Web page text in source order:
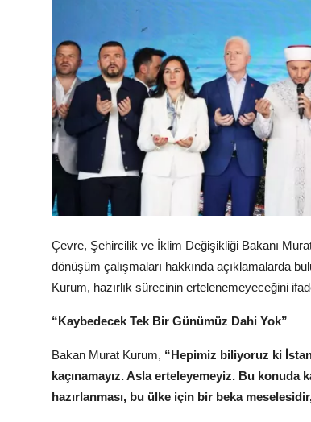
SON DAKİKA
Köşe Yazısı
Gastronomi
E-GAZETE
Çevre, Şehircilik ve İklim Değişikliği Bakanı
dönüşüm çalışmaları hakkında açıklamalarda
Kurum, hazırlık sürecinin ertelenemeyeceğini
“Kaybedecek Tek Bir Günümüz Dahi Yok”
Bakan Murat Kurum, “Hepimiz biliyoruz ki
kaçınamayız. Asla erteleyemeyiz. Bu
hazırlanması, bu ülke için bir beka